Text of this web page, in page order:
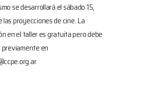
se desarrollará el sábado 15,
las proyecciones de cine. La
en el taller es gratuita pero debe
en